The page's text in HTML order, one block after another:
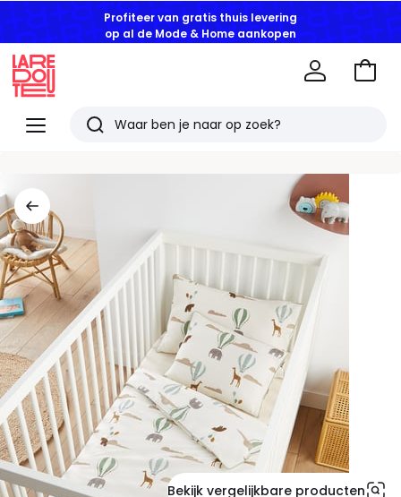
Profiteer van gratis thuis levering
op al de Mode & Home aankopen
Menu
Redoute
Zoeken
Naar
Bekijk vergelijkbare producten